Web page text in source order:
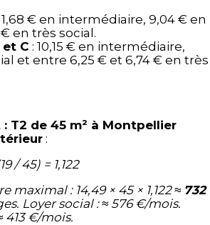
€ en intermédiaire, 9,04 € en
en très social.
et C : 10,15 € en intermédiaire,
et entre 6,25 € et 6,74 € en très
T2 de 45 m² à Montpellier
:
/ 45) = 1,122
maximal : 14,49 × 45 × 1,122 ≈ 732
Loyer social : ≈ 576 €/mois.
413 €/mois.